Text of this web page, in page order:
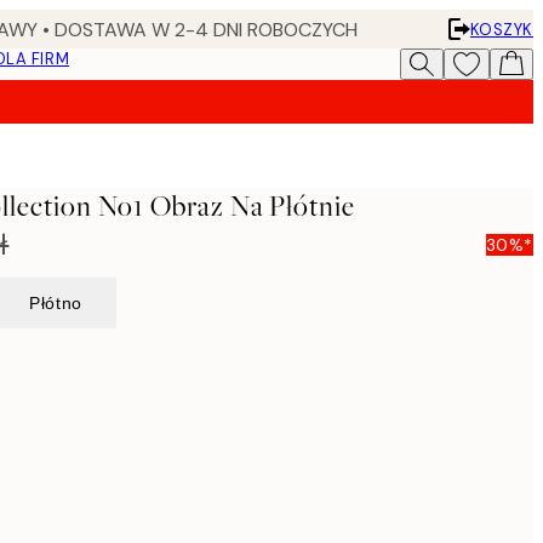
• DOSTAWA W 2-4 DNI ROBOCZYCH
KOSZYK
FIRM
No1 Obraz Na Płótnie
30%*
Płótno